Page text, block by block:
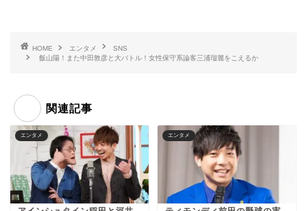
HOME エンタメ
SNS
飯山陽！また中田敦彦と大バトル！女性保守系論客三浦瑠麗をこえるか
関連記事
エンタメ エンタメ